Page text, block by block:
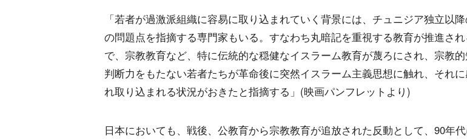
「若者が過激派組織に容易に取り込まれていく背景には、チュニジア独立以
の問題点を指摘する専門家もいる。すなわち丸暗記を重視する教育が推進さ
で、宗教教育など、特に伝統的な穏健なイスラーム教育が蔑ろにされ、宗教
判断力をもたない若者たちが革命後に突然イスラーム主義思想に触れ、それに
れ取り込まれる状況がおきたと指摘する」(映画パンフレットより)
日本においても、戦後、公教育から宗教教育が追放された反動として、90年